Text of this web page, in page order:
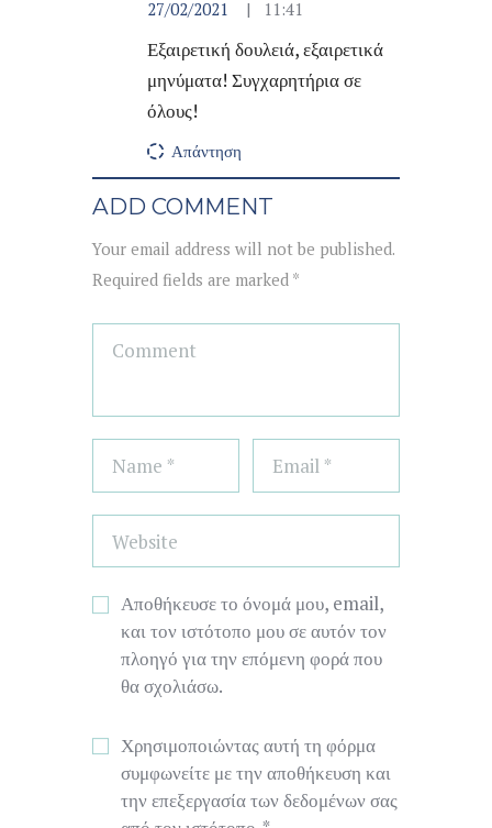
27/02/2021
11:41
Εξαιρετική δουλειά, εξαιρετικά
μηνύματα! Συγχαρητήρια σε
όλους!
Απάντηση
ADD COMMENT
Your email address will not be published.
Required fields are marked *
Αποθήκευσε το όνομά μου, email,
και τον ιστότοπο μου σε αυτόν τον
πλοηγό για την επόμενη φορά που
θα σχολιάσω.
Χρησιμοποιώντας αυτή τη φόρμα
συμφωνείτε με την αποθήκευση και
την επεξεργασία των δεδομένων σας